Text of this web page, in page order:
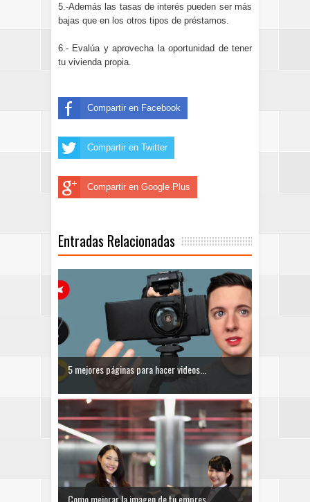
5.-Además las tasas de interés pueden ser más
bajas que en los otros tipos de préstamos.
6.- Evalúa y aprovecha la oportunidad de tener
tu vivienda propia.
Compartir en Facebook
Compartir en Twitter
Compartir en Google Plus
Entradas Relacionadas
5 mejores páginas para hacer videos...